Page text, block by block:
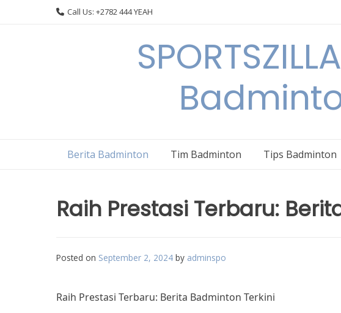
Call Us: +2782 444 YEAH
Berita Badminton Tim Badminton Tips Badminton
Raih Prestasi Terbaru:
Posted on September 2, 2024 by adminspo
Raih Prestasi Terbaru: Berita Badminton Terkini